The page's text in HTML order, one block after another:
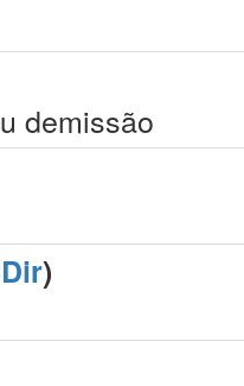
demissão
)